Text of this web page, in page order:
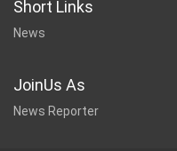
Short Links
News
JoinUs As
News Reporter